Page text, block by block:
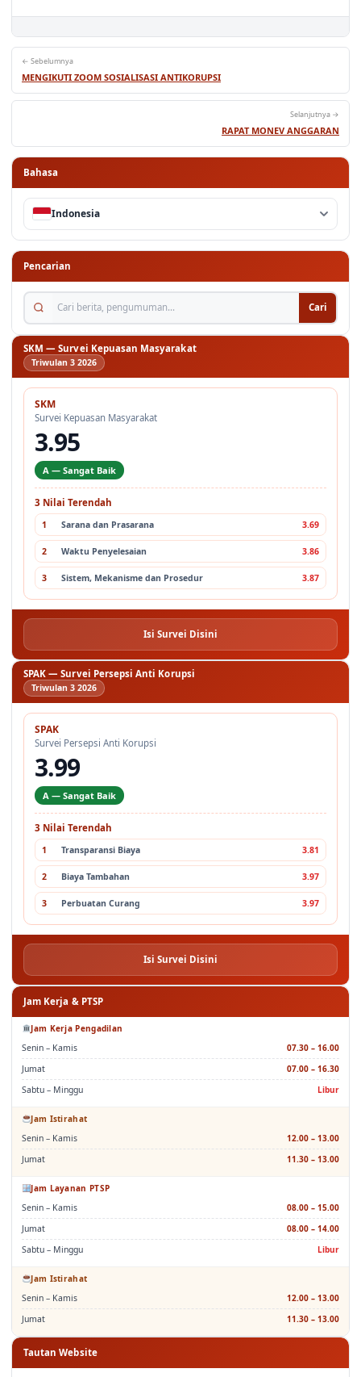
← Sebelumnya
MENGIKUTI ZOOM SOSIALISASI ANTIKORUPSI
Selanjutnya →
RAPAT MONEV ANGGARAN
Bahasa
Indonesia
Pencarian
Cari berita, pengumuman...
Cari
SKM — Survei Kepuasan Masyarakat
Triwulan 3 2026
SKM
Survei Kepuasan Masyarakat
3.95
A — Sangat Baik
3 Nilai Terendah
1 Sarana dan Prasarana 3.69
2 Waktu Penyelesaian 3.86
3 Sistem, Mekanisme dan Prosedur 3.87
Isi Survei Disini
SPAK — Survei Persepsi Anti Korupsi
Triwulan 3 2026
SPAK
Survei Persepsi Anti Korupsi
3.99
A — Sangat Baik
3 Nilai Terendah
1 Transparansi Biaya 3.81
2 Biaya Tambahan 3.97
3 Perbuatan Curang 3.97
Isi Survei Disini
Jam Kerja & PTSP
Jam Kerja Pengadilan
Senin – Kamis
07.30 – 16.00
Jumat
07.00 – 16.30
Sabtu – Minggu
Libur
Jam Istirahat
Senin – Kamis
12.00 – 13.00
Jumat
11.30 – 13.00
Jam Layanan PTSP
Senin – Kamis
08.00 – 15.00
Jumat
08.00 – 14.00
Sabtu – Minggu
Libur
Jam Istirahat
Senin – Kamis
12.00 – 13.00
Jumat
11.30 – 13.00
Tautan Website